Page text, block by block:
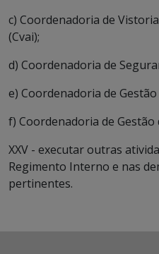
c) Coordenadoria de
(Cvai);
d) Coordenadoria de
e) Coordenadoria de
f) Coordenadoria de Gestão
XXV - executar outras
Regimento Interno e nas
pertinentes.